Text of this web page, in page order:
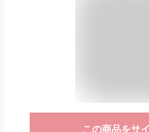
この商品をサ